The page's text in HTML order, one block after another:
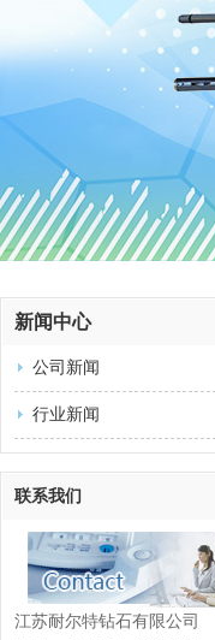
新闻中心
公司新闻
行业新闻
联系我们
江苏耐尔特钻石有限公司